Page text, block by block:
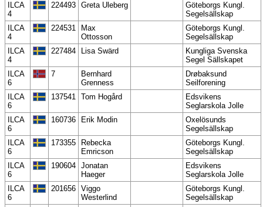
ILCA
4
224493 Greta Uleberg
Göteborgs Kungl.
Segelsällskap
ILCA
4
224531
Max
Ottosson
Göteborgs Kungl.
Segelsällskap
ILCA
4
227484 Lisa Swärd
Kungliga Svenska
Segel Sällskapet
ILCA
6
7
Bernhard
Grenness
Drøbaksund
Seilforening
ILCA
6
137541 Tom Hogård
Edsvikens
Seglarskola Jolle
ILCA
6
160736 Erik Modin
Oxelösunds
Segelsällskap
ILCA
6
173355
Rebecka
Emricson
Göteborgs Kungl.
Segelsällskap
ILCA
6
190604 Jonatan
Haeger
Edsvikens
Seglarskola Jolle
ILCA
6
201656 Viggo
Westerlind
Göteborgs Kungl.
Segelsällskap